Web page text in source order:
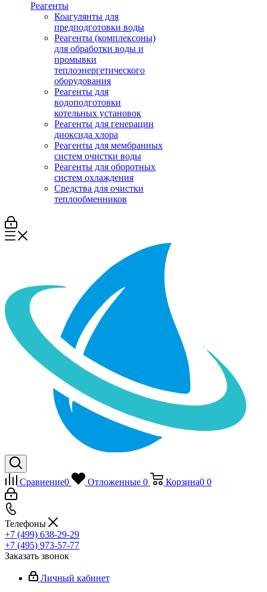
Реагенты
Коагулянты для
предподготовки воды
Реагенты (комплексоны)
для обработки воды и
промывки
теплоэнергетического
оборудования
Реагенты для
водоподготовки
котельных установок
Реагенты для генерации
диоксида хлора
Реагенты для мембранных
систем очистки воды
Реагенты для оборотных
систем охлаждения
Средства для очистки
теплообменников
Сравнение0 Отложенные 0 Корзина0 0
Телефоны
+7 (499) 638-29-29
+7 (495) 973-57-77
Заказать звонок
Личный кабинет